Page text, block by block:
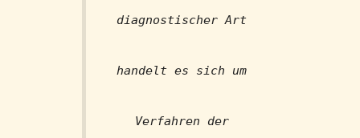
diagnostischer Art
handelt es sich um
Verfahren der